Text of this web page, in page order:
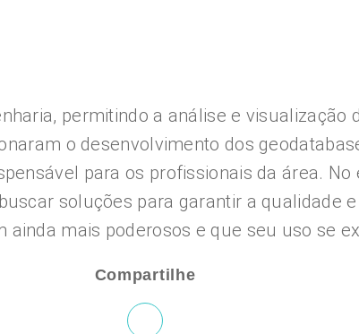
permitindo a análise e
o desenvolvimento dos
para os profissionais da área.
soluções para garantir a qualidade
mais poderosos e que seu uso se
Compartilhe